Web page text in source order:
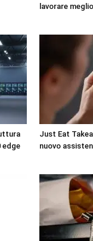
lavorare meglio
edge
Just Eat
nuovo